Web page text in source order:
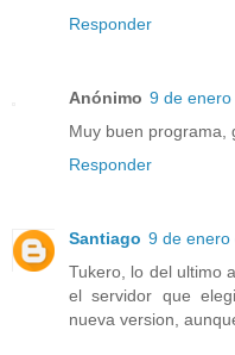
Responder
Anónimo 9 de enero
Muy buen programa,
Responder
Santiago 9 de enero
Tukero, lo del ultimo
el servidor que
nueva version,